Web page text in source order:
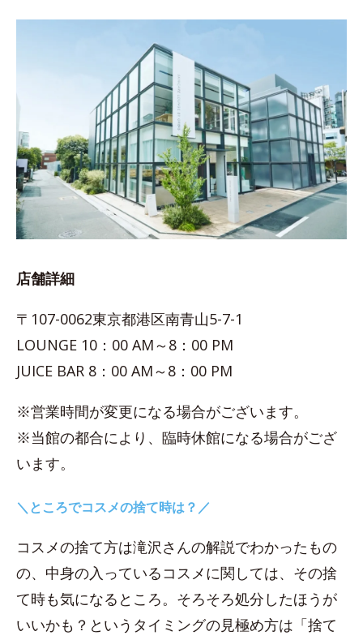
店舗詳細
〒107-0062東京都港区南青山5-7-1
LOUNGE 10：00 AM～8：00 PM
JUICE BAR 8：00 AM～8：00 PM
※営業時間が変更になる場合がございます。
※当館の都合により、臨時休館になる場合がござ
います。
＼ところでコスメの捨て時は？／
コスメの捨て方は滝沢さんの解説でわかったもの
の、中身の入っているコスメに関しては、その捨
て時も気になるところ。そろそろ処分したほうが
いいかも？というタイミングの見極め方は「捨て